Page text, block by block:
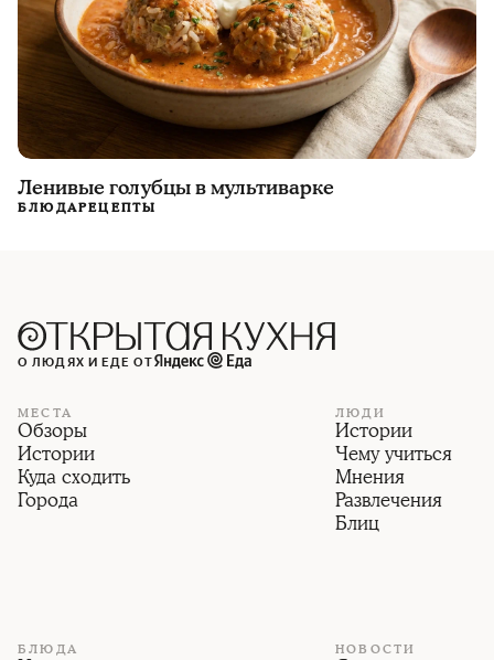
Ленивые голубцы в мультиварке
БЛЮДАРЕЦЕПТЫ
О ЛЮДЯХ И ЕДЕ ОТ
МЕСТА
Обзоры
Истории
Куда сходить
Города
ЛЮДИ
Истории
Чему учиться
Мнения
Развлечения
Блиц
БЛЮДА НОВОСТИ